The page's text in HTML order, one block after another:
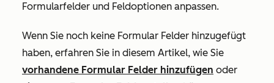
Formularfelder und Feldoptionen anpassen.
Wenn Sie noch keine Formular Felder hinzugefügt
haben, erfahren Sie in diesem Artikel, wie Sie
vorhandene Formular Felder hinzufügen oder